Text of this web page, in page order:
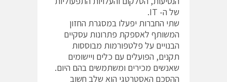
של ה- IT‏.
שתי החברות יפעלו במסגרת החזון
המשותף לאספקת פתרונות עסקיים
הבנויים על פלטפורמות מבוססות
תקנים, הפועלים עם כלים ויישומים
שאנשים מכירים ומשתמשים בהם היום.
ההסכם האסטרטגי הוא שלב חשוב